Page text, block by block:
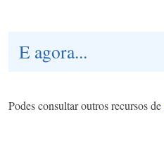
E agora...
Podes consultar outros recursos de